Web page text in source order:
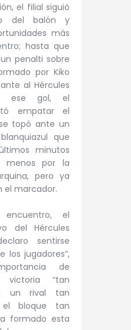
el filial siguió
del balón y
más
hasta que
penalti sobre
por Kiko
al Hércules
ese gol, el
empatar el
topó ante un
que
minutos
menos por la
pero ya
el marcador.
el
del Hércules
sentirse
los jugadores”,
de
victoria “tan
un rival tan
el bloque tan
formado esta